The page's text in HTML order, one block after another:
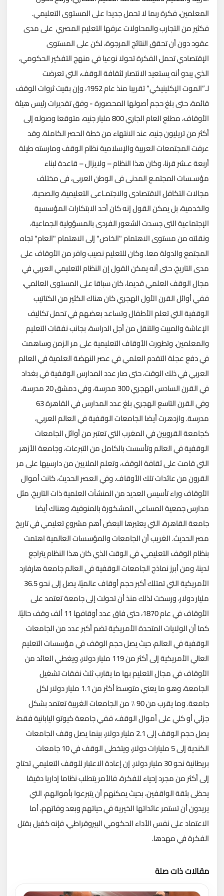
المعلمين، فكرة ربما لا تحمل جديدا على المستوى التعليمي.
فكثير من التجارب والمحاولات عرفها التعليم المصري على مدى
عقود دون أن تحقق النتائج المرجوة، لكن على المستوى
الإقتصادي تحمل الفكرة تحولا نوعيا في منهج التفكير الحكومي،
الذي يبدو أنه يستعيد الانتصار لثقافة الوقف، التي تعرضت
لـ”الموت الإكلينيكي” تقريبا منذ عام 1952، وإن بقيت ثروات الوقف
قائمة، حتى بلغ حجم أصولها المحصورة - وفق تقديرات رئيس هيئة
الأوقاف، مطلع العام الجاري 800 مليار جنيه، متوقعا وصوله إلى
أكثر من تريليون جنيه، عند الانتهاء من خطة الحصر الكاملة. وقد
عرفت المجتمعات العربية والإسلامية نظام الوقف ومارسته طيلة
أربعة عـشر قرنا، وكان هذا النظام – ولايزال – قاعدة لبناء
مؤسـسات المجتمـع المدنى فى الوطن العربى، فى مختلف
مجالات التكافل الاقتصادى والاجتمـاعى التعليمية، والصحية،
والخدمية، بل يمكن القول إنه كان أحد الابتكارات المؤسسية
الإجتماعية التى جسدت الشعور الفردى بالمسؤولية الجماعية،
ونقلته من مستوى الاهتمام "الخاص" إلى الاهتمام "العام" تجاه
المجتمع والدولة معا. وكان للتعليم نصيب وافر من الأوقاف على
مدى التاريخ، حتى أنه يمكن القول إن النظام التعليمي العربي في
مجال الوقف العلمي قديما، كان سباقا على المستوى العالمي،
ففي أوائل القرن الأول الهجري كان هناك الكثير من الكتاتيب
الوقفية التي تعلم الأطفال وتساعد بعضهم في تحمل تكاليف
الإعاشة والمبيت والتنقل من أجل الدراسة، بجانب نفقات التعليم
والمعلمين. وتطورت الأوقاف التعليمية على مر الزمن وساهمت
في دفع عجلة التقدم العلمي في عصر النهضة العلمية في العالم
العربي في ذلك الوقت، حتى صار عدد المدارس الوقفية في بغداد
في القرن السادس الهجري 300 مدرسة، وفي دمشق 20 مدرسة،
وفي القرن التاسع الهجري بلغ عدد المدارس في القاهرة 63
مدرسة. وازدهرت أيضا الجامعات الوقفية في العالم العربي،
كجامعة القرويين في المغرب التي تعتبر من أوائل الجامعات
الوقفية في العالم وتأسست بالكامل من التبرعات، وجامعة الأزهر
التي قامت على ثقافة الوقف، وتعلم الملايين من دارسيها على مر
القرون من عائدات تلك الأوقاف. وفي العصر الحديث، كانت أموال
الأوقاف وراء تأسيس العديد من المنشآت العلمية ذات التاريخ، مثل
مدارس جمعية المساعي المشكورة بالمنوفية، وهناك أيضا
جامعة القاهرة، التي يعتبرها البعض أهم مشروع تعليمي في تاريخ
مصر الحديث. الغريب أن الجامعات والمؤسسات العالمية اهتمت
بنظام الوقف التعليمي، في الوقت الذي كان هذا النظام يتراجع
لدينا، ومن أبرز نماذج الجامعات الوقفية في العالم جامعة هارفارد
الأمريكية التي تمتلك أكبر حجم أوقاف عالميًا، يصل إلى نحو 36.5
مليار دولار، ورسخت لذلك منذ أن تحولت إلى جامعة تعتمد على
الأوقاف في عام 1870، حتى فاق عدد أوقافها 11 ألف وقف حاليًا.
كما أن الولايات المتحدة الأمريكية تضم أكبر عدد من الجامعات
الوقفية في العالم، حيث يصل حجم الوقف في مؤسسات التعليم
العالي الأمريكية إلى أكثر من 119 مليار دولار، ويغطي العائد من
الأوقاف في مجال التعليم بها ما يقارب ثلث نفقات تشغيل
الجامعة، وهو ما يعني متوسط أكثر من 1.1 مليار دولار لكل
جامعة. وما يقرب من 90 ٪ من الجامعات الغربية تعتمد بشكل
جزئي أو كلي على أموال الوقف، ففي جامعة كيوتو اليابانية فقط،
يصل حجم الوقف إلى 2.1 مليار دولار، بينما يصل وقف الجامعات
الكندية إلى 5 مليارات دولار، ويتخطى الوقف في 10 جامعات
بريطانية نحو 30 مليار دولار. إن إعادة الاعتبار للوقف التعليمي تحتاج
إلى أكثر من مجرد إحياء للفكرة، فالأمر يتطلب نظاما إداريا دقيقا
يحظى بثقة الواقفين، بحيث يمكنهم أن يتبرعوا بأموالهم، التي
يريدون أن تستمر عائداتها الخيرية في حياتهم وبعد وفاتهم، أما
الاعتماد على نفس الأداء الحكومي البيروقراطي، فإنه كفيل بقتل
الفكرة في مهدها.
مقالات ذات صلة